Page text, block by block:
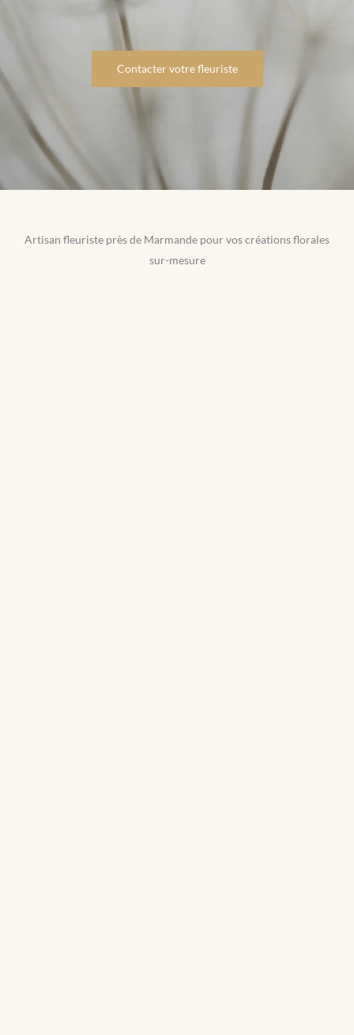
Contacter votre fleuriste
Artisan fleuriste près de Marmande pour vos créations florales
sur-mesure